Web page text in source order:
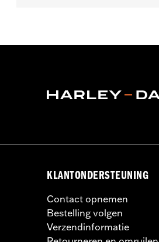
GARANTIE:Wolverine
KLANTONDERSTEUNING
Contact opnemen
Bestelling volgen
Verzendinformatie